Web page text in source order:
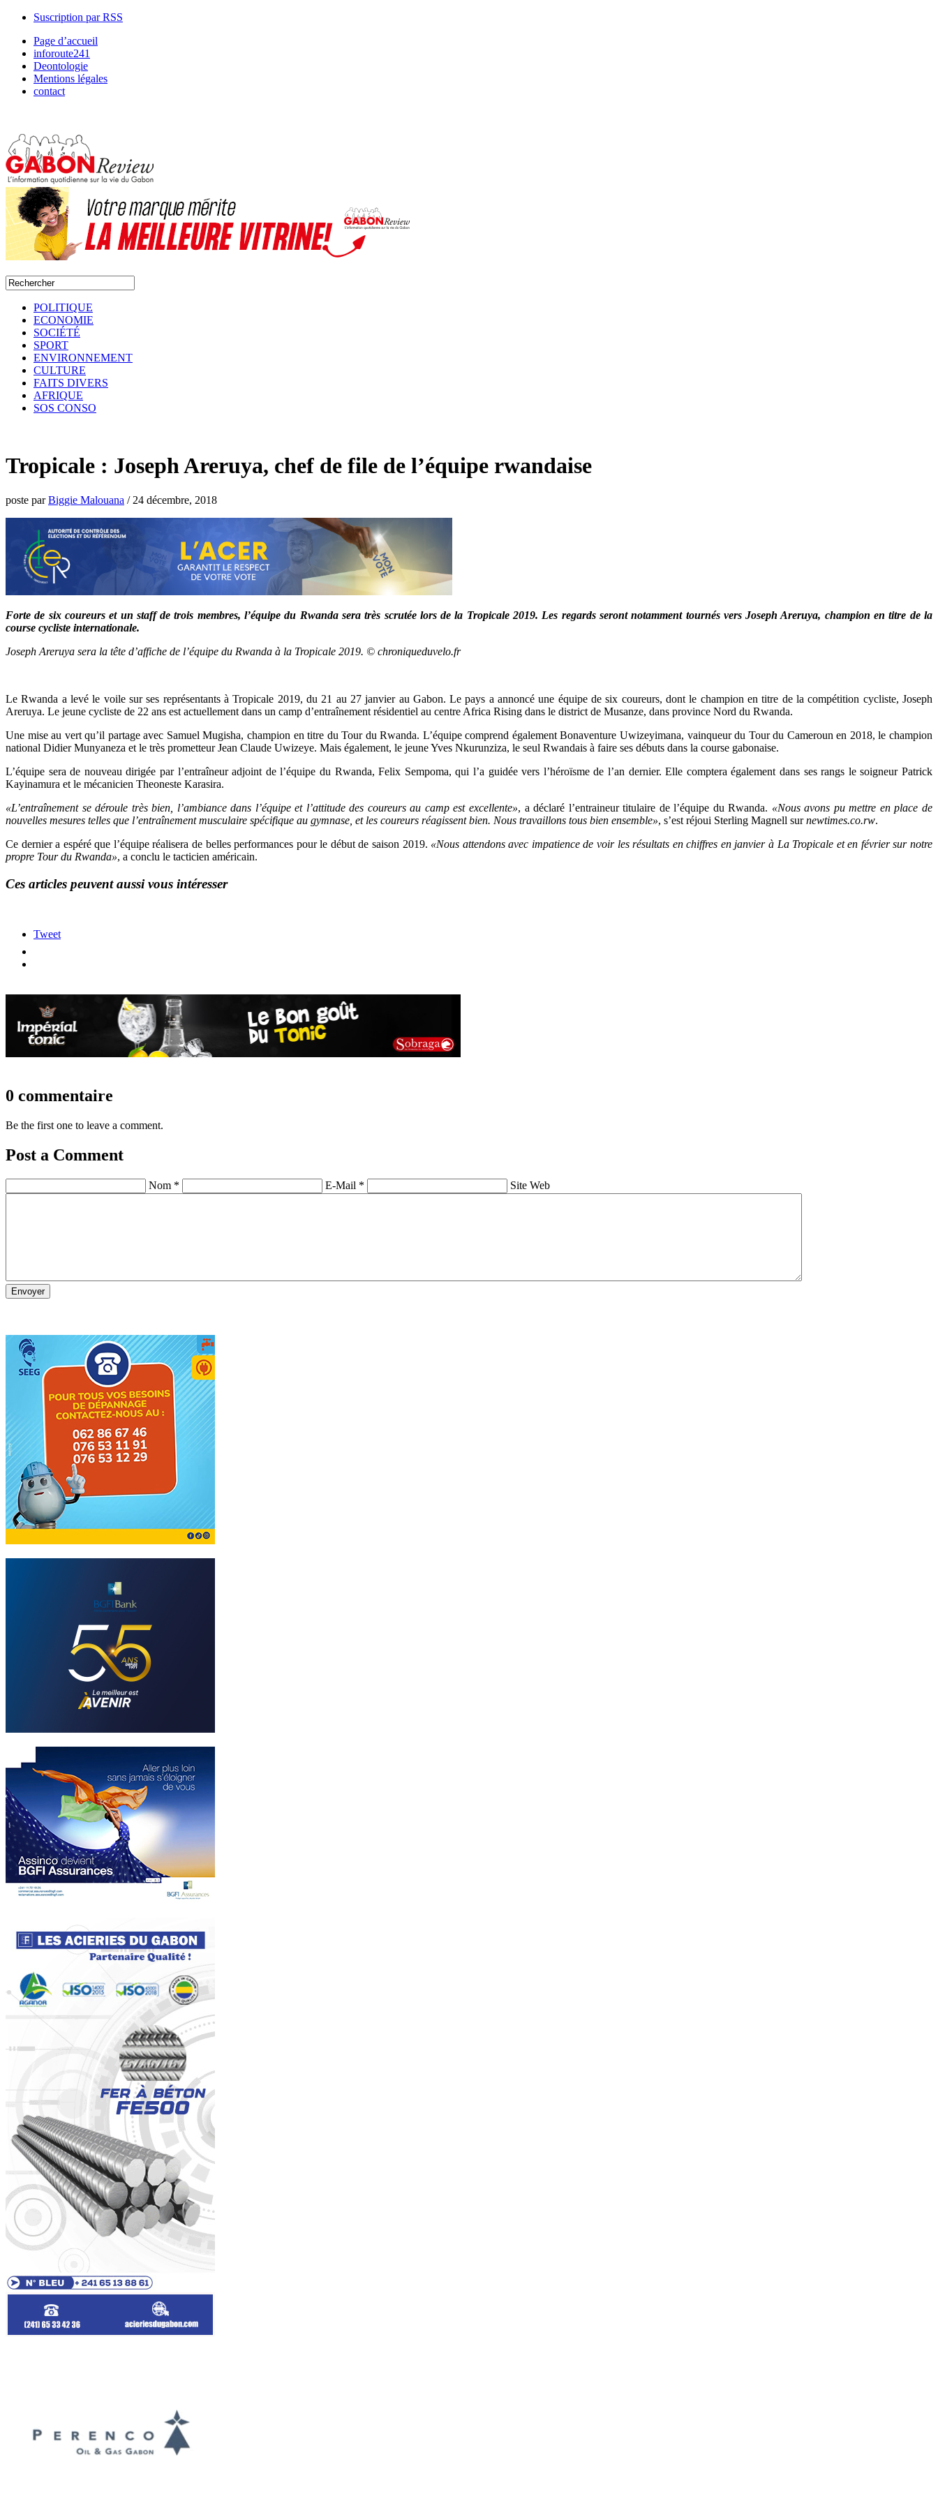
Suscription par RSS
Page d’accueil
inforoute241
Deontologie
Mentions légales
contact
POLITIQUE
ECONOMIE
SOCIÉTÉ
SPORT
ENVIRONNEMENT
CULTURE
FAITS DIVERS
AFRIQUE
SOS CONSO
Tropicale : Joseph Areruya, chef de file de l’équipe rwandaise
poste parBiggie Malouana / 24 décembre, 2018
Forte de six coureurs et un staff de trois membres, l’équipe du Rwanda sera très scrutée lors de la Tropicale 2019. Les regards seront notamment tournés vers Joseph Areruya, champion en titre de la
course cycliste internationale.
Joseph Areruya sera la tête d’affiche de l’équipe du Rwanda à la Tropicale 2019. © chroniqueduvelo.fr
Le Rwanda a levé le voile sur ses représentants à Tropicale 2019, du 21 au 27 janvier au Gabon. Le pays a annoncé une équipe de six coureurs, dont le champion en titre de la compétition cycliste, Joseph
Areruya. Le jeune cycliste de 22 ans est actuellement dans un camp d’entraînement résidentiel au centre Africa Rising dans le district de Musanze, dans province Nord du Rwanda.
Une mise au vert qu’il partage avec Samuel Mugisha, champion en titre du Tour du Rwanda. L’équipe comprend également Bonaventure Uwizeyimana, vainqueur du Tour du Cameroun en 2018, le champion
national Didier Munyaneza et le très prometteur Jean Claude Uwizeye. Mais également, le jeune Yves Nkurunziza, le seul Rwandais à faire ses débuts dans la course gabonaise.
L’équipe sera de nouveau dirigée par l’entraîneur adjoint de l’équipe du Rwanda, Felix Sempoma, qui l’a guidée vers l’héroïsme de l’an dernier. Elle comptera également dans ses rangs le soigneur Patrick
Kayinamura et le mécanicien Theoneste Karasira.
«L’entraînement se déroule très bien, l’ambiance dans l’équipe et l’attitude des coureurs au camp est excellente», a déclaré l’entraineur titulaire de l’équipe du Rwanda. «Nous avons pu mettre en place de
nouvelles mesures telles que l’entraînement musculaire spécifique au gymnase, et les coureurs réagissent bien. Nous travaillons tous bien ensemble», s’est réjoui Sterling Magnell surnewtimes.co.rw.
Ce dernier a espéré que l’équipe réalisera de belles performances pour le début de saison 2019. «Nous attendons avec impatience de voir les résultats en chiffres en janvier à La Tropicale et en février sur notre
propre Tour du Rwanda», a conclu le tacticien américain.
Ces articles peuvent aussi vous intéresser
Tweet
0 commentaire
Be the first one to leave a comment.
Post a Comment
Nom * E-Mail * Site Web